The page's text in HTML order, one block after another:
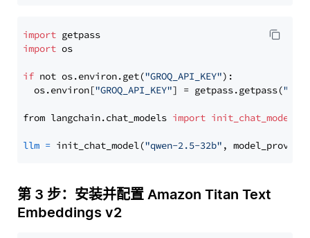
import
import os
if not os.environ.get("GROQ_API_KEY"):
  os.environ[
"GROQ_API_KEY"] = getpass.getpass(
from langchain.chat_models import init_chat_model
llm = init_chat_model("qwen-2.5-32b" ,
第 3 步：安装并配置 Amazon Titan Text
Embeddings v2